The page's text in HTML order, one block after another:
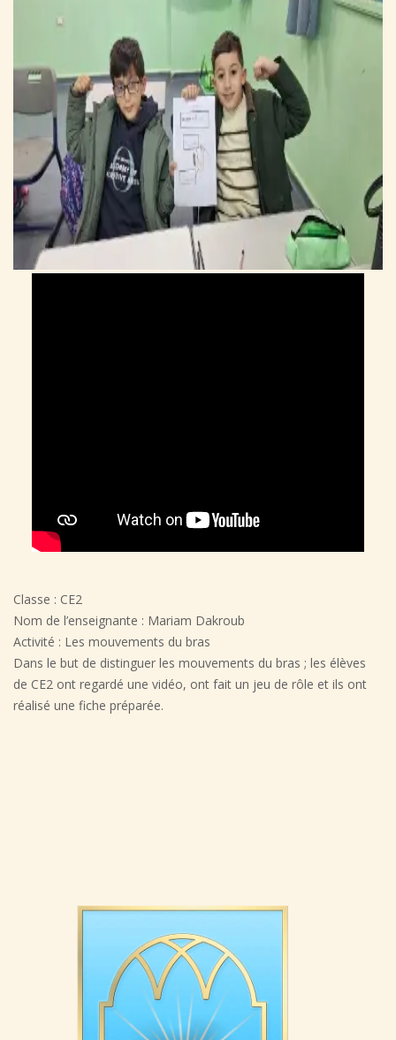
Classe : CE2
Nom de l’enseignante : Mariam Dakroub
Activité : Les mouvements du bras
Dans le but de distinguer les mouvements du bras ; les élèves
de CE2 ont regardé une vidéo, ont fait un jeu de rôle et ils ont
réalisé une fiche préparée.